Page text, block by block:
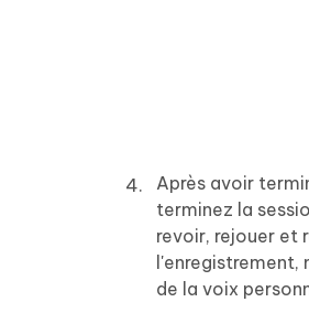
Après avoir
terminez la
revoir, rejouer et
de la voix